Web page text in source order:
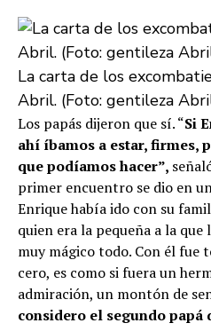
La carta de los
Abril. (Foto: gentileza
Los papás dijeron que sí. “Si
ahí íbamos a estar, firmes,
que podíamos hacer”,
primer encuentro se dio en
Enrique había ido con su
quien era la pequeña a la que
muy mágico todo. Con él fue
cero, es como si fuera un
admiración, un montón de
considero el segundo papá